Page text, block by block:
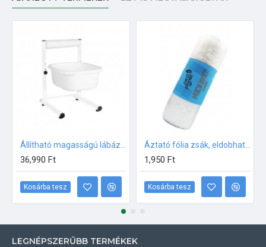
36,990 Ft
Kosárba tesz
1,950 Ft
Kosárba tesz
LEGNÉPSZERŰBB TERMÉKEK